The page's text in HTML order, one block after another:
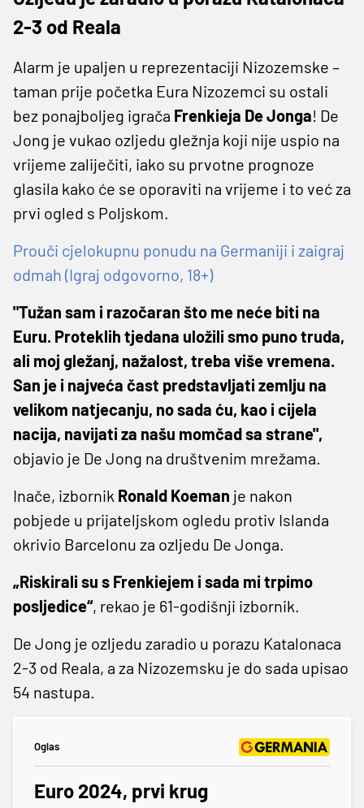
2-3 od Reala
Alarm je upaljen u reprezentaciji Nizozemske –
taman prije početka Eura Nizozemci su ostali
bez ponajboljeg igrača Frenkieja De Jonga! De
Jong je vukao ozljedu gležnja koji nije uspio na
vrijeme zaliječiti, iako su prvotne prognoze
glasila kako će se oporaviti na vrijeme i to već za
prvi ogled s Poljskom.
Prouči cjelokupnu ponudu na Germaniji i zaigraj
odmah (Igraj odgovorno, 18+)
"Tužan sam i razočaran što me neće biti na
Euru. Proteklih tjedana uložili smo puno truda,
ali moj gležanj, nažalost, treba više vremena.
San je i najveća čast predstavljati zemlju na
velikom natjecanju, no sada ću, kao i cijela
nacija, navijati za našu momčad sa strane",
objavio je De Jong na društvenim mrežama.
Inače, izbornik Ronald Koeman je nakon
pobjede u prijateljskom ogledu protiv Islanda
okrivio Barcelonu za ozljedu De Jonga.
„Riskirali su s Frenkiejem i sada mi trpimo
posljedice“, rekao je 61-godišnji izbornik.
De Jong je ozljedu zaradio u porazu Katalonaca
2-3 od Reala, a za Nizozemsku je do sada upisao
54 nastupa.
Oglas
Euro 2024, prvi krug